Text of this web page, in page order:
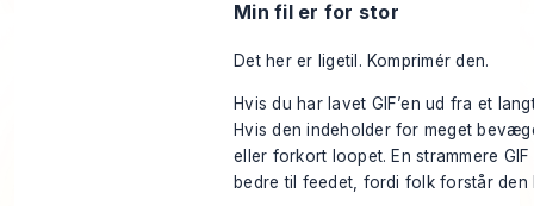
Min fil er for stor
Det her er ligetil. Komprimér den.
Hvis du har lavet GIF’en ud fra et
Hvis den indeholder for meget
eller forkort loopet. En strammere
bedre til feedet, fordi folk forstår den